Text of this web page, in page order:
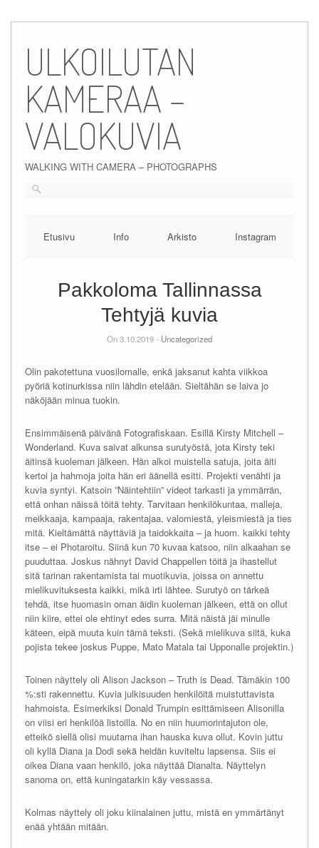
content
ULKOILUTAN
KAMERAA –
VALOKUVIA
WALKING WITH CAMERA – PHOTOGRAPHS
Etusivu Info Arkisto Instagram
Pakkoloma Tallinnassa
Tehtyjä kuvia
On 3.10.2019 - Uncategorized
Olin pakotettuna vuosilomalle, enkä jaksanut kahta viikkoa
pyöriä kotinurkissa niin lähdin etelään. Sieltähän se laiva jo
näköjään minua tuokin.
Ensimmäisenä päivänä Fotografiskaan. Esillä Kirsty Mitchell –
Wonderland. Kuva saivat alkunsa surutyöstä, jota Kirsty teki
äitinsä kuoleman jälkeen. Hän alkoi muistella satuja, joita äiti
kertoi ja hahmoja joita hän eri äänellä esitti. Projekti venähti ja
kuvia syntyi. Katsoin ”Näintehtiin” videot tarkasti ja ymmärrän,
että onhan näissä töitä tehty. Tarvitaan henkilökuntaa, malleja,
meikkaaja, kampaaja, rakentajaa, valomiestä, yleismiestä ja ties
mitä. Kieltämättä näyttäviä ja taidokkaita – ja huom. kaikki tehty
itse – ei Photaroitu. Siinä kun 70 kuvaa katsoo, niin alkaahan se
puuduttaa. Joskus nähnyt David Chappellen töitä ja ihastellut
sitä tarinan rakentamista tai muotikuvia, joissa on annettu
mielikuvituksesta kaikki, mikä irti lähtee. Surutyö on tärkeä
tehdä, itse huomasin oman äidin kuoleman jälkeen, että on ollut
niin kiire, ettei ole ehtinyt edes surra. Mitä näistä jäi minulle
käteen, eipä muuta kuin tämä teksti. (Sekä mielikuva siitä, kuka
pojista tekee joskus Puppe, Mato Matala tai Upponalle projektin.)
Toinen näyttely oli Alison Jackson – Truth is Dead. Tämäkin 100
%:sti rakennettu. Kuvia julkisuuden henkilöitä muistuttavista
hahmoista. Esimerkiksi Donald Trumpin esittämiseen Alisonilla
on viisi eri henkilöä listoilla. No en niin huumorintajuton ole,
etteikö siellä olisi muutama ihan hauska kuva ollut. Kovin juttu
oli kyllä Diana ja Dodi sekä heidän kuviteltu lapsensa. Siis ei
oikea Diana vaan henkilö, joka näyttää Dianalta. Näyttelyn
sanoma on, että kuningatarkin käy vessassa.
Kolmas näyttely oli joku kiinalainen juttu, mistä en ymmärtänyt
enää yhtään mitään.